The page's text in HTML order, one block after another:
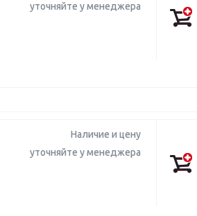
уточняйте у менеджера
Наличие и цену
уточняйте у менеджера